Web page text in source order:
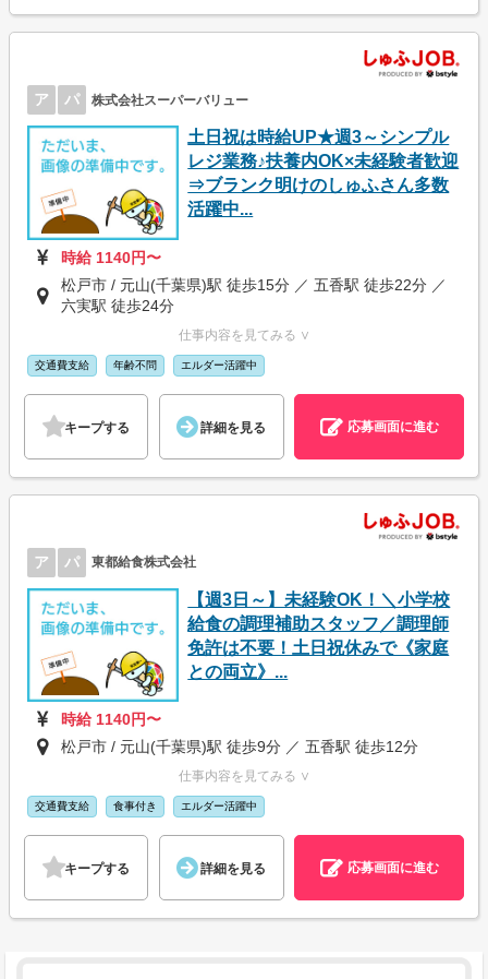
ア パ 株式会社スーパーバリュー
土日祝は時給UP★週3～シンプル
レジ業務♪扶養内OK×未経験者歓迎
⇒ブランク明けのしゅふさん多数
活躍中...
時給 1140円〜
松戸市 / 元山(千葉県)駅 徒歩15分 ／ 五香駅 徒歩22分 ／
六実駅 徒歩24分
仕事内容を見てみる ∨
交通費支給 年齢不問 エルダー活躍中
キープする 詳細を見る 応募画面に進む
ア パ 東都給食株式会社
【週3日～】未経験OK！＼小学校
給食の調理補助スタッフ／調理師
免許は不要！土日祝休みで《家庭
との両立》...
時給 1140円〜
松戸市 / 元山(千葉県)駅 徒歩9分 ／ 五香駅 徒歩12分
仕事内容を見てみる ∨
交通費支給 食事付き エルダー活躍中
キープする 詳細を見る 応募画面に進む